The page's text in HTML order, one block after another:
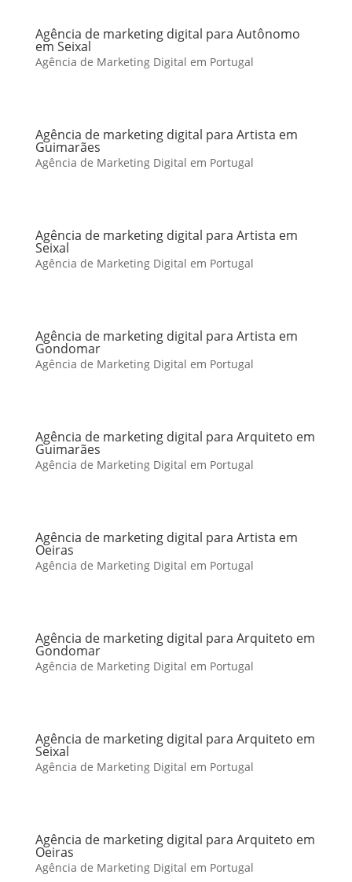
Agência de marketing digital para Autônomo
em Seixal
Agência de Marketing Digital em Portugal
Agência de marketing digital para Artista em
Guimarães
Agência de Marketing Digital em Portugal
Agência de marketing digital para Artista em
Seixal
Agência de Marketing Digital em Portugal
Agência de marketing digital para Artista em
Gondomar
Agência de Marketing Digital em Portugal
Agência de marketing digital para Arquiteto em
Guimarães
Agência de Marketing Digital em Portugal
Agência de marketing digital para Artista em
Oeiras
Agência de Marketing Digital em Portugal
Agência de marketing digital para Arquiteto em
Gondomar
Agência de Marketing Digital em Portugal
Agência de marketing digital para Arquiteto em
Seixal
Agência de Marketing Digital em Portugal
Agência de marketing digital para Arquiteto em
Oeiras
Agência de Marketing Digital em Portugal